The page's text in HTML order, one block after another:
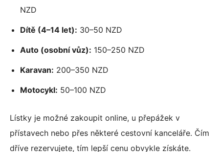
NZD
Dítě (4–14 let): 30–50 NZD
Auto (osobní vůz): 150–250 NZD
Karavan: 200–350 NZD
Motocykl: 50–100 NZD
Lístky je možné zakoupit online, u přepážek v
přístavech nebo přes některé cestovní kanceláře. Čím
dříve rezervujete, tím lepší cenu obvykle získáte.